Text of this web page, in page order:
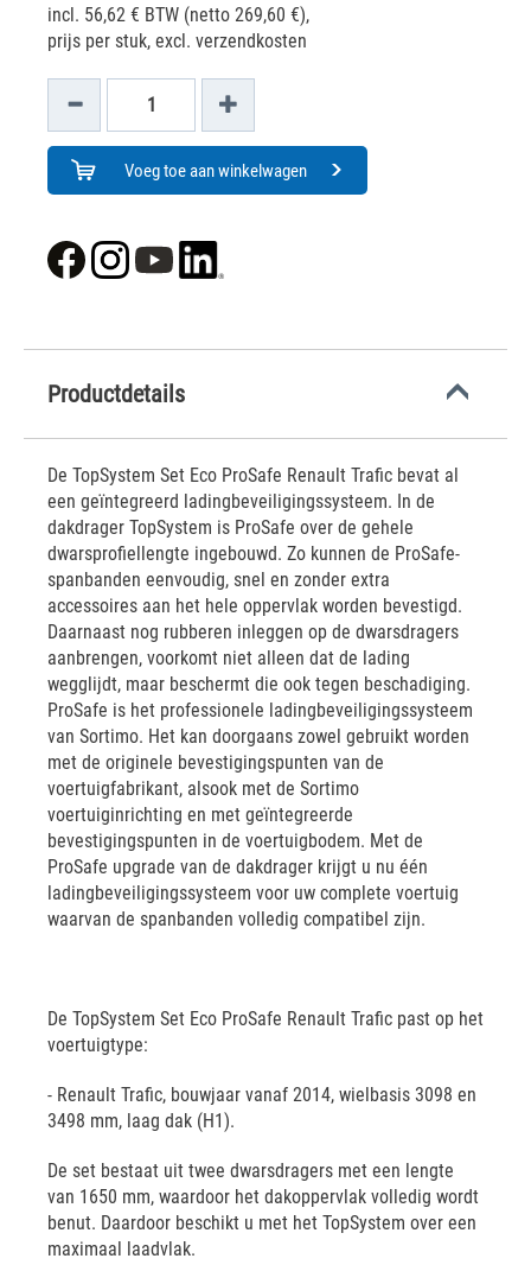
incl. 56,62 € BTW (netto 269,60 €),
prijs per stuk, excl. verzendkosten
Voeg toe aan winkelwagen
Productdetails
De TopSystem Set Eco ProSafe Renault Trafic bevat al
een geïntegreerd ladingbeveiligingssysteem. In de
dakdrager TopSystem is ProSafe over de gehele
dwarsprofiellengte ingebouwd. Zo kunnen de ProSafe-
spanbanden eenvoudig, snel en zonder extra
accessoires aan het hele oppervlak worden bevestigd.
Daarnaast nog rubberen inleggen op de dwarsdragers
aanbrengen, voorkomt niet alleen dat de lading
wegglijdt, maar beschermt die ook tegen beschadiging.
ProSafe is het professionele ladingbeveiligingssysteem
van Sortimo. Het kan doorgaans zowel gebruikt worden
met de originele bevestigingspunten van de
voertuigfabrikant, alsook met de Sortimo
voertuiginrichting en met geïntegreerde
bevestigingspunten in de voertuigbodem. Met de
ProSafe upgrade van de dakdrager krijgt u nu één
ladingbeveiligingssysteem voor uw complete voertuig
waarvan de spanbanden volledig compatibel zijn.
De TopSystem Set Eco ProSafe Renault Trafic past op het
voertuigtype:
- Renault Trafic, bouwjaar vanaf 2014, wielbasis 3098 en
3498 mm, laag dak (H1).
De set bestaat uit twee dwarsdragers met een lengte
van 1650 mm, waardoor het dakoppervlak volledig wordt
benut. Daardoor beschikt u met het TopSystem over een
maximaal laadvlak.